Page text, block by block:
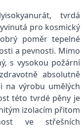
tvrdá
pro kosmický
poměr tepelné
a pevnosti. Mimo
s vysokou požární
absolutně
na výrobu umělých
této tvrdé pěny je
izolacím přitom
ve střešních